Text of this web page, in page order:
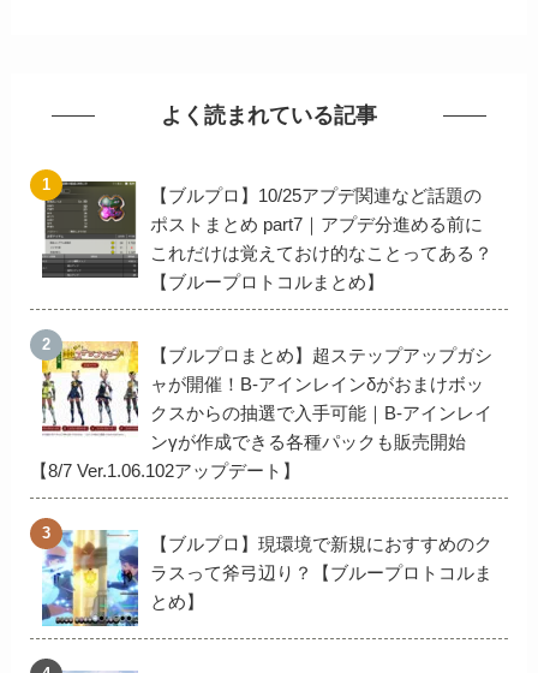
よく読まれている記事
【ブルプロ】10/25アプデ関連など話題の
ポストまとめ part7｜アプデ分進める前に
これだけは覚えておけ的なことってある？
【ブループロトコルまとめ】
【ブルプロまとめ】超ステップアップガシ
ャが開催！B-アインレインδがおまけボッ
クスからの抽選で入手可能｜B-アインレイ
ンγが作成できる各種パックも販売開始
【8/7 Ver.1.06.102アップデート】
【ブルプロ】現環境で新規におすすめのク
ラスって斧弓辺り？【ブループロトコルま
とめ】